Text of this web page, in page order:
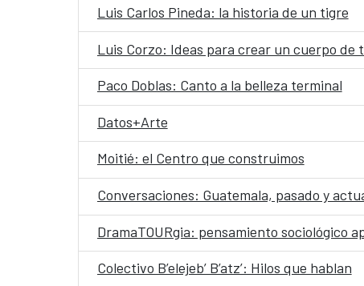
Luis Carlos Pineda: la historia de un tigre
Luis Corzo: Ideas para crear un cuerpo de
Paco Doblas: Canto a la belleza terminal
Datos+Arte
Moitié: el Centro que construimos
Conversaciones: Guatemala, pasado y
DramaTOURgia: pensamiento sociológico
Colectivo B’elejeb’ B’atz’: Hilos que hablan